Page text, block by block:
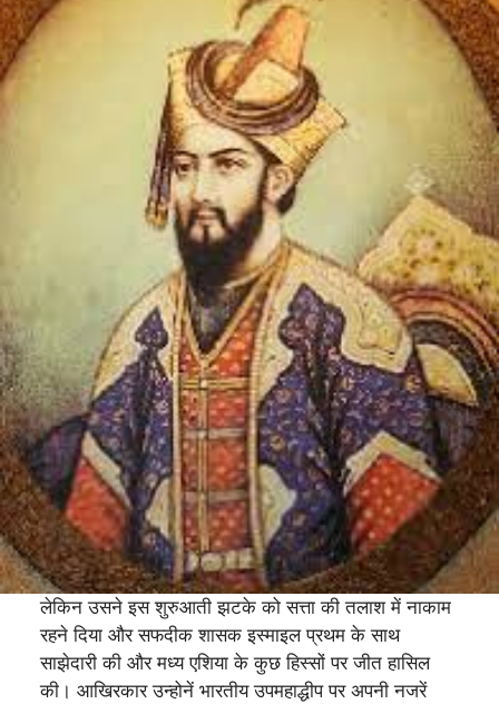
लेकिन उसने इस शुरुआती झटके को सत्ता की तलाश में नाकाम
रहने दिया और सफदीक शासक इस्माइल प्रथम के साथ
साझेदारी की और मध्य एशिया के कुछ हिस्सों पर जीत हासिल
की। आखिरकार उन्होनें भारतीय उपमहाद्धीप पर अपनी नजरें